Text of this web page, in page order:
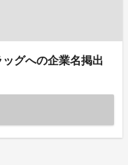
グへの企業名掲出